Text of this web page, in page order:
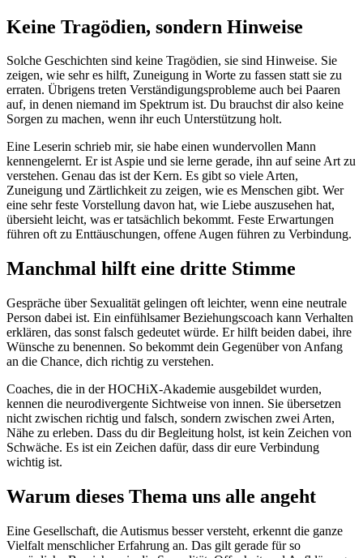
Keine Tragödien, sondern Hinweise
Solche Geschichten sind keine Tragödien, sie sind Hinweise. Sie
zeigen, wie sehr es hilft, Zuneigung in Worte zu fassen statt sie zu
erraten. Übrigens treten Verständigungsprobleme auch bei Paaren
auf, in denen niemand im Spektrum ist. Du brauchst dir also keine
Sorgen zu machen, wenn ihr euch Unterstützung holt.
Eine Leserin schrieb mir, sie habe einen wundervollen Mann
kennengelernt. Er ist Aspie und sie lerne gerade, ihn auf seine Art zu
verstehen. Genau das ist der Kern. Es gibt so viele Arten,
Zuneigung und Zärtlichkeit zu zeigen, wie es Menschen gibt. Wer
eine sehr feste Vorstellung davon hat, wie Liebe auszusehen hat,
übersieht leicht, was er tatsächlich bekommt. Feste Erwartungen
führen oft zu Enttäuschungen, offene Augen führen zu Verbindung.
Manchmal hilft eine dritte Stimme
Gespräche über Sexualität gelingen oft leichter, wenn eine neutrale
Person dabei ist. Ein einfühlsamer Beziehungscoach kann Verhalten
erklären, das sonst falsch gedeutet würde. Er hilft beiden dabei, ihre
Wünsche zu benennen. So bekommt dein Gegenüber von Anfang
an die Chance, dich richtig zu verstehen.
Coaches, die in der HOCHiX-Akademie ausgebildet wurden,
kennen die neurodivergente Sichtweise von innen. Sie übersetzen
nicht zwischen richtig und falsch, sondern zwischen zwei Arten,
Nähe zu erleben. Dass du dir Begleitung holst, ist kein Zeichen von
Schwäche. Es ist ein Zeichen dafür, dass dir eure Verbindung
wichtig ist.
Warum dieses Thema uns alle angeht
Eine Gesellschaft, die Autismus besser versteht, erkennt die ganze
Vielfalt menschlicher Erfahrung an. Das gilt gerade für so